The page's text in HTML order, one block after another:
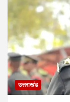
उत्तराखंड